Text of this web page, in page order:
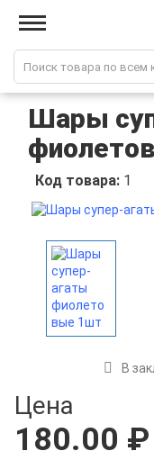
Шары
Код товара: 1
В
Цена
180.00 ₽